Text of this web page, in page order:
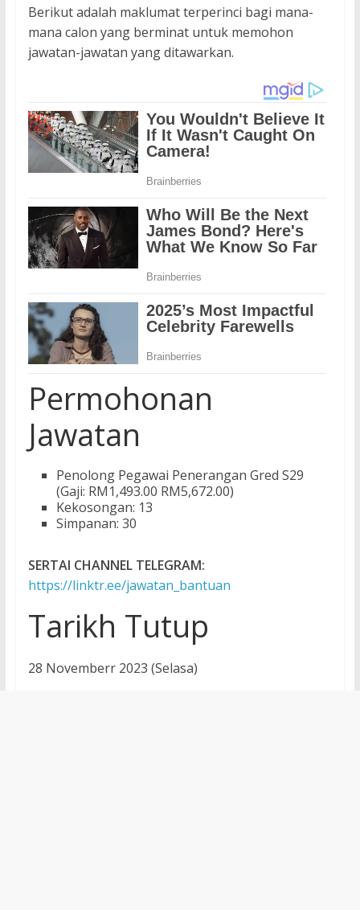
Berikut adalah maklumat terperinci bagi mana-
mana calon yang berminat untuk memohon
jawatan-jawatan yang ditawarkan.
Permohonan
Jawatan
Penolong Pegawai Penerangan Gred S29
(Gaji: RM1,493.00 RM5,672.00)
Kekosongan: 13
Simpanan: 30
SERTAI CHANNEL TELEGRAM:
https://linktr.ee/jawatan_bantuan
Tarikh Tutup
28 Novemberr 2023 (Selasa)